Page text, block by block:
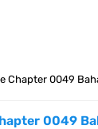
Chapter 0049
0049